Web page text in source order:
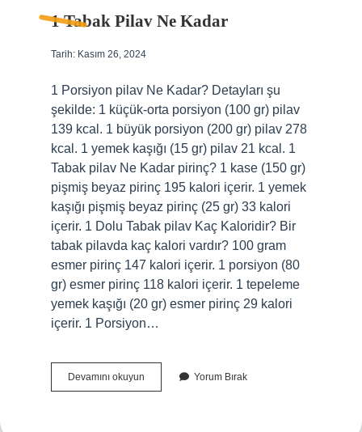
1 Tabak Pilav Ne Kadar
Tarih: Kasım 26, 2024
1 Porsiyon pilav Ne Kadar? Detayları şu
şekilde: 1 küçük-orta porsiyon (100 gr) pilav
139 kcal. 1 büyük porsiyon (200 gr) pilav 278
kcal. 1 yemek kaşığı (15 gr) pilav 21 kcal. 1
Tabak pilav Ne Kadar pirinç? 1 kase (150 gr)
pişmiş beyaz pirinç 195 kalori içerir. 1 yemek
kaşığı pişmiş beyaz pirinç (25 gr) 33 kalori
içerir. 1 Dolu Tabak pilav Kaç Kaloridir? Bir
tabak pilavda kaç kalori vardır? 100 gram
esmer pirinç 147 kalori içerir. 1 porsiyon (80
gr) esmer pirinç 118 kalori içerir. 1 tepeleme
yemek kaşığı (20 gr) esmer pirinç 29 kalori
içerir. 1 Porsiyon…
Devamını okuyun
Tabak
Yorum Bırak